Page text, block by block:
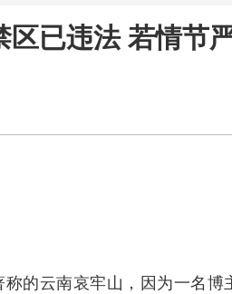
已违法 若情节
的云南哀牢山，因为一名博